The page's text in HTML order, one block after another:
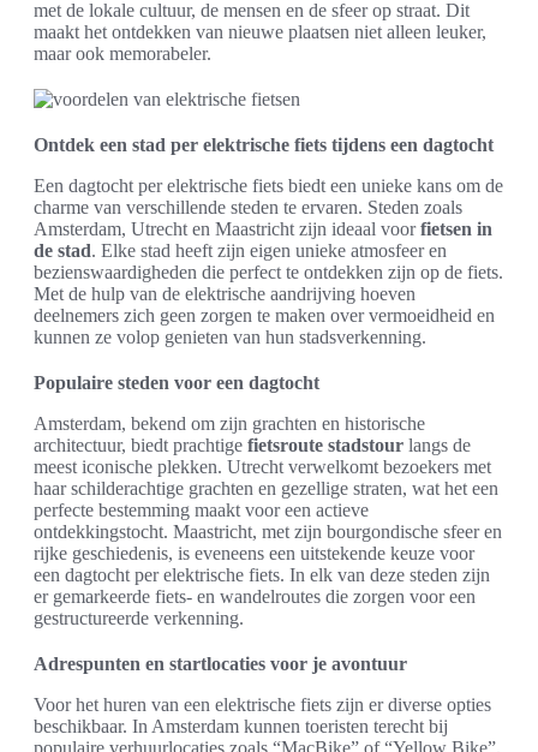
met de lokale cultuur, de mensen en de sfeer op straat. Dit
maakt het ontdekken van nieuwe plaatsen niet alleen leuker,
maar ook memorabeler.
Ontdek een stad per elektrische fiets tijdens een dagtocht
Een dagtocht per elektrische fiets biedt een unieke kans om de
charme van verschillende steden te ervaren. Steden zoals
Amsterdam, Utrecht en Maastricht zijn ideaal voorfietsen in
de stad. Elke stad heeft zijn eigen unieke atmosfeer en
bezienswaardigheden die perfect te ontdekken zijn op de fiets.
Met de hulp van de elektrische aandrijving hoeven
deelnemers zich geen zorgen te maken over vermoeidheid en
kunnen ze volop genieten van hun stadsverkenning.
Populaire steden voor een dagtocht
Amsterdam, bekend om zijn grachten en historische
architectuur, biedt prachtige fietsroute stadstour langs de
meest iconische plekken. Utrecht verwelkomt bezoekers met
haar schilderachtige grachten en gezellige straten, wat het een
perfecte bestemming maakt voor een actieve
ontdekkingstocht. Maastricht, met zijn bourgondische sfeer en
rijke geschiedenis, is eveneens een uitstekende keuze voor
een dagtocht per elektrische fiets. In elk van deze steden zijn
er gemarkeerde fiets- en wandelroutes die zorgen voor een
gestructureerde verkenning.
Adrespunten en startlocaties voor je avontuur
Voor het huren van een elektrische fiets zijn er diverse opties
beschikbaar. In Amsterdam kunnen toeristen terecht bij
populaire verhuurlocaties zoals “MacBike” of “Yellow Bike”.